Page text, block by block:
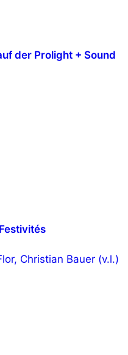
der Prolight + Sound